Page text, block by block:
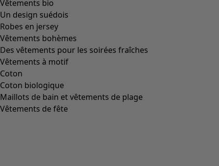
Vêtements bio
Un design suédois
Robes en jersey
Vêtements bohèmes
Des vêtements pour les soirées fraîches
Vêtements à motif
Coton
Coton biologique
Maillots de bain et vêtements de plage
Vêtements de fête